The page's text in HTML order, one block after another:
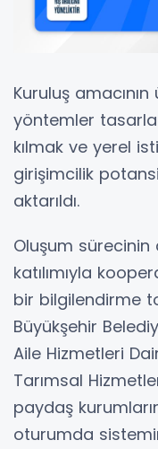
Kuruluş
yöntemler
kılmak ve yerel
girişimcilik
aktarıldı.
Oluşum sürecinin
katılımıyla
bir bilgilendirme
Büyükşehir
Aile Hizmetleri
Tarımsal
paydaş
oturumda